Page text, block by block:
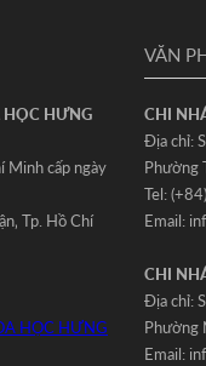
HỌC HƯNG
cấp ngày
Tp. Hồ Chí
VĂN
CHI
Địa chỉ:
Phường
Tel:
Email:
CHI
Địa chỉ:
Phường
Email: